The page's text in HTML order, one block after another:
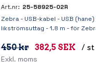
Art.nr: 25-58925-02R
Zebra - USB-kabel - USB
likströmsuttag - 1.8 m - för
450 kr 382,5 SEK / st
Exkl. moms